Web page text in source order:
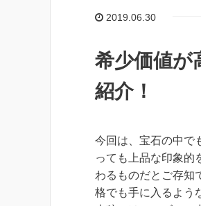
2019.06.30
希少価値が
紹介！
今回は、宝石の中で
っても上品な印象的
わるものだとご存知
格でも手に入るよう